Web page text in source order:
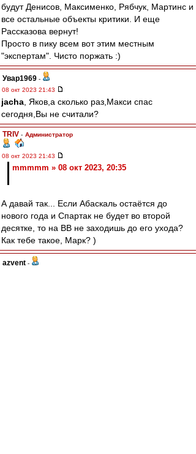
будут Денисов, Максименко, Рябчук, Мартинс и
все остальные объекты критики. И еще
Рассказова вернут!
Просто в пику всем вот этим местным
"экспертам". Чисто поржать :)
Увар1969 -
08 окт 2023 21:43
jacha , Яков,а сколько раз,Макси спас
сегодня,Вы не считали?
TRIV - Администратор
08 окт 2023 21:43
mmmmm » 08 окт 2023, 20:35
А давай так... Если Абаскаль остаётся до
нового года и Спартак не будет во второй
десятке, то на ВВ не заходишь до его ухода?
Как тебе такое, Марк? )
azvent -